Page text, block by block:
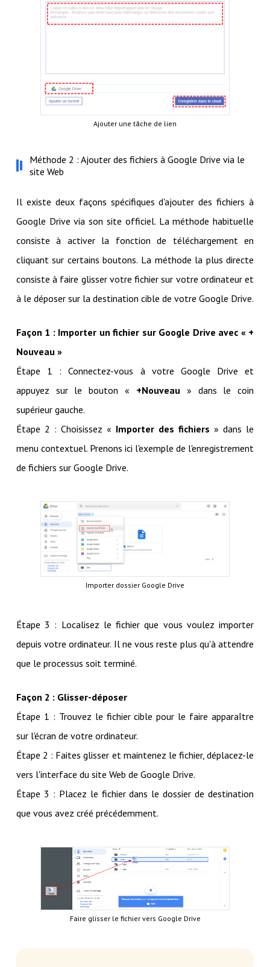
Ajouter une tâche de lien
Méthode 2 : Ajouter des fichiers à Google Drive via le
site Web
Il existe deux façons spécifiques d'ajouter des fichiers à
Google Drive via son site officiel. La méthode habituelle
consiste à activer la fonction de téléchargement en
cliquant sur certains boutons. La méthode la plus directe
consiste à faire glisser votre fichier sur votre ordinateur et
à le déposer sur la destination cible de votre Google Drive.
Façon 1 : Importer un fichier sur Google Drive avec « +
Nouveau »
Étape 1 : Connectez-vous à votre Google Drive et
appuyez sur le bouton « +Nouveau » dans le coin
supérieur gauche.
Étape 2 : Choisissez « Importer des fichiers » dans le
menu contextuel. Prenons ici l'exemple de l'enregistrement
de fichiers sur Google Drive.
Importer dossier Google Drive
Étape 3 : Localisez le fichier que vous voulez importer
depuis votre ordinateur. Il ne vous reste plus qu'à attendre
que le processus soit terminé.
Façon 2 : Glisser-déposer
Étape 1 : Trouvez le fichier cible pour le faire apparaître
sur l'écran de votre ordinateur.
Étape 2 : Faites glisser et maintenez le fichier, déplacez-le
vers l'interface du site Web de Google Drive.
Étape 3 : Placez le fichier dans le dossier de destination
que vous avez créé précédemment.
Faire glisser le fichier vers Google Drive